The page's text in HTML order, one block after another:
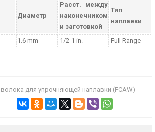
Диаметр
Расст. между
наконечником
и заготовкой
Тип
наплавки
1.6 mm 1/2-1 in. Full Range
для упрочняющей наплавки (FCAW)